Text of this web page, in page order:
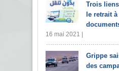
Trois
le retrait
16 mai 2021 |
Grippe
des